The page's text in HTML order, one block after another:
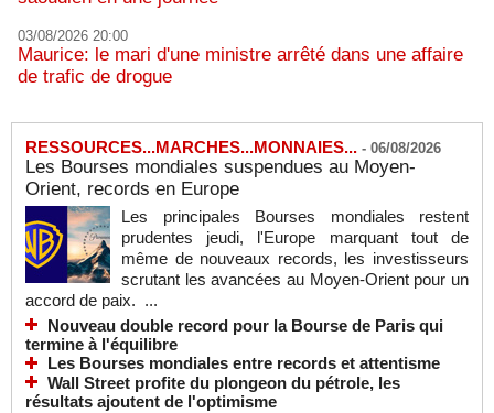
03/08/2026 20:00
Maurice: le mari d'une ministre arrêté dans une affaire
de trafic de drogue
RESSOURCES...MARCHES...MONNAIES... - 06/08/2026
Les Bourses mondiales suspendues au Moyen-
Orient, records en Europe
Les principales Bourses mondiales restent
prudentes jeudi, l'Europe marquant tout de
même de nouveaux records, les investisseurs
scrutant les avancées au Moyen-Orient pour un
accord de paix. ...
Nouveau double record pour la Bourse de Paris qui
termine à l'équilibre
Les Bourses mondiales entre records et attentisme
Wall Street profite du plongeon du pétrole, les
résultats ajoutent de l'optimisme